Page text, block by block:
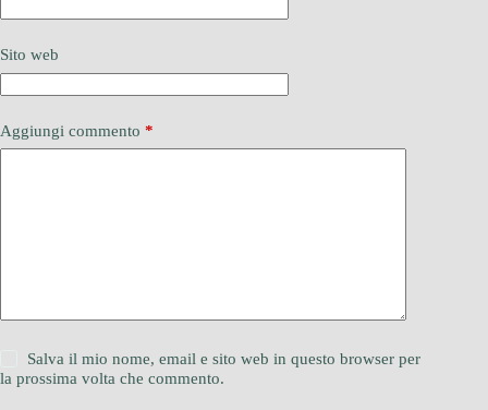
Sito web
Aggiungi commento *
Salva il mio nome, email e sito web in questo browser per
la prossima volta che commento.